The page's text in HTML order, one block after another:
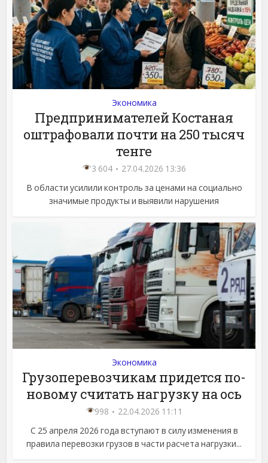
Экономика
Предпринимателей Костаная
оштрафовали почти на 250 тысяч
тенге
3 604
27.04.2026 13:36
В области усилили контроль за ценами на социально
значимые продукты и выявили нарушения
Экономика
Грузоперевозчикам придется по-
новому считать нагрузку на ось
998
22.04.2026 11:11
С 25 апреля 2026 года вступают в силу изменения в
правила перевозки грузов в части расчета нагрузки...